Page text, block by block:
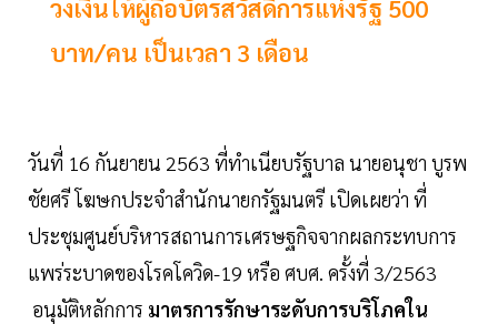
วงเงินให้ผู้ถือบัตรสวัสดิการแห่งรัฐ 500
บาท/คน เป็นเวลา 3 เดือน
วันที่ 16 กันยายน 2563 ที่ทำเนียบรัฐบาล นายอนุชา บูรพ
ชัยศรี โฆษกประจำสำนักนายกรัฐมนตรี เปิดเผยว่า ที่
ประชุมศูนย์บริหารสถานการเศรษฐกิจจากผลกระทบการ
แพร่ระบาดของโรคโควิด-19 หรือ ศบศ. ครั้งที่ 3/2563
อนุมัติหลักการ มาตรการรักษาระดับการบริโภคใน